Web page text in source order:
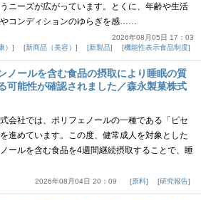
ニーズが広がっています。とくに、年齢や生活
コンディションのゆらぎを感……
2026年08月05日 17：03
）
新商品（美容） 新製品 機能性表示食品制度
ノールを含む食品の摂取により睡眠の質
可能性が確認されました／森永製菓株式
会社では、ポリフェノールの一種である「ピセ
進めています。この度、健常成人を対象とした
ールを含む食品を4週間継続摂取することで、睡
2026年08月04日 20：09 原料 研究報告